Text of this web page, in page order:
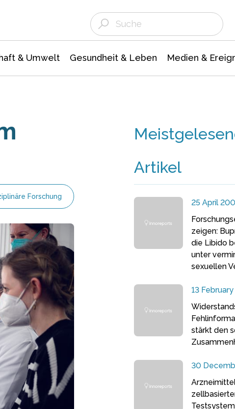
& Umwelt Gesundheit & Leben Medien &
Forschung
Artikel
25 April
zeigen:
die Libido
unter
sexuellen
13
stärkt den
30